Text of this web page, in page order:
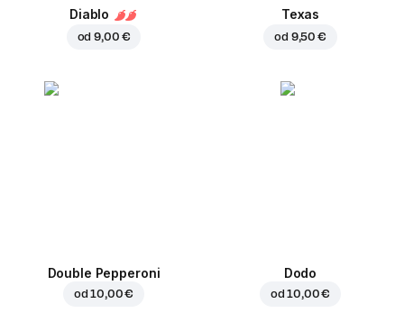
Diablo
od9,00 €
Texas
od 9,50 €
Double Pepperoni
od10,00 €
Dodo
od10,00 €